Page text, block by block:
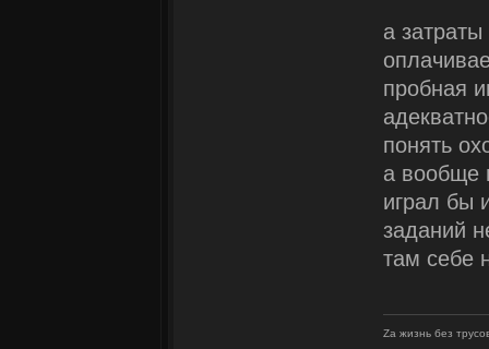
а
пробная
понять
а вообще
играл бы
заданий
там себе
Zа жизнь без